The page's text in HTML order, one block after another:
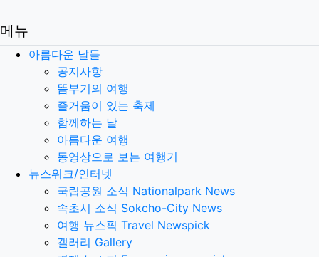
메뉴
아름다운 날들
공지사항
뜸부기의 여행
즐거움이 있는 축제
함께하는 날
아름다운 여행
동영상으로 보는 여행기
뉴스워크/인터넷
국립공원 소식 Nationalpark News
속초시 소식 Sokcho-City News
여행 뉴스픽 Travel Newspick
갤러리 Gallery